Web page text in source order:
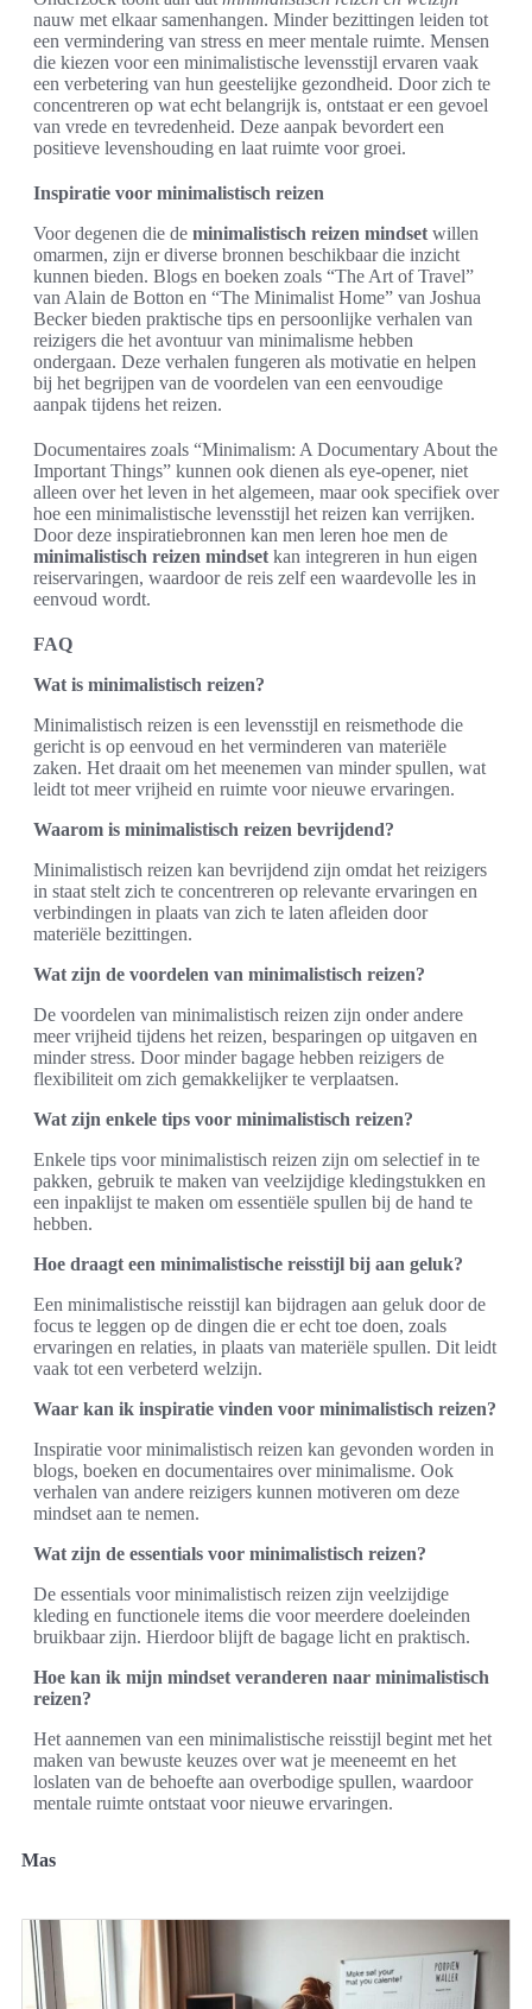
nauw met elkaar samenhangen. Minder bezittingen leiden tot
een vermindering van stress en meer mentale ruimte. Mensen
die kiezen voor een minimalistische levensstijl ervaren vaak
een verbetering van hun geestelijke gezondheid. Door zich te
concentreren op wat echt belangrijk is, ontstaat er een gevoel
van vrede en tevredenheid. Deze aanpak bevordert een
positieve levenshouding en laat ruimte voor groei.
Inspiratie voor minimalistisch reizen
Voor degenen die de minimalistisch reizen mindset willen
omarmen, zijn er diverse bronnen beschikbaar die inzicht
kunnen bieden. Blogs en boeken zoals “The Art of Travel”
van Alain de Botton en “The Minimalist Home” van Joshua
Becker bieden praktische tips en persoonlijke verhalen van
reizigers die het avontuur van minimalisme hebben
ondergaan. Deze verhalen fungeren als motivatie en helpen
bij het begrijpen van de voordelen van een eenvoudige
aanpak tijdens het reizen.
Documentaires zoals “Minimalism: A Documentary About the
Important Things” kunnen ook dienen als eye-opener, niet
alleen over het leven in het algemeen, maar ook specifiek over
hoe een minimalistische levensstijl het reizen kan verrijken.
Door deze inspiratiebronnen kan men leren hoe men de
minimalistisch reizen mindset kan integreren in hun eigen
reiservaringen, waardoor de reis zelf een waardevolle les in
eenvoud wordt.
FAQ
Wat is minimalistisch reizen?
Minimalistisch reizen is een levensstijl en reismethode die
gericht is op eenvoud en het verminderen van materiële
zaken. Het draait om het meenemen van minder spullen, wat
leidt tot meer vrijheid en ruimte voor nieuwe ervaringen.
Waarom is minimalistisch reizen bevrijdend?
Minimalistisch reizen kan bevrijdend zijn omdat het reizigers
in staat stelt zich te concentreren op relevante ervaringen en
verbindingen in plaats van zich te laten afleiden door
materiële bezittingen.
Wat zijn de voordelen van minimalistisch reizen?
De voordelen van minimalistisch reizen zijn onder andere
meer vrijheid tijdens het reizen, besparingen op uitgaven en
minder stress. Door minder bagage hebben reizigers de
flexibiliteit om zich gemakkelijker te verplaatsen.
Wat zijn enkele tips voor minimalistisch reizen?
Enkele tips voor minimalistisch reizen zijn om selectief in te
pakken, gebruik te maken van veelzijdige kledingstukken en
een inpaklijst te maken om essentiële spullen bij de hand te
hebben.
Hoe draagt een minimalistische reisstijl bij aan geluk?
Een minimalistische reisstijl kan bijdragen aan geluk door de
focus te leggen op de dingen die er echt toe doen, zoals
ervaringen en relaties, in plaats van materiële spullen. Dit leidt
vaak tot een verbeterd welzijn.
Waar kan ik inspiratie vinden voor minimalistisch reizen?
Inspiratie voor minimalistisch reizen kan gevonden worden in
blogs, boeken en documentaires over minimalisme. Ook
verhalen van andere reizigers kunnen motiveren om deze
mindset aan te nemen.
Wat zijn de essentials voor minimalistisch reizen?
De essentials voor minimalistisch reizen zijn veelzijdige
kleding en functionele items die voor meerdere doeleinden
bruikbaar zijn. Hierdoor blijft de bagage licht en praktisch.
Hoe kan ik mijn mindset veranderen naar minimalistisch
reizen?
Het aannemen van een minimalistische reisstijl begint met het
maken van bewuste keuzes over wat je meeneemt en het
loslaten van de behoefte aan overbodige spullen, waardoor
mentale ruimte ontstaat voor nieuwe ervaringen.
Mas